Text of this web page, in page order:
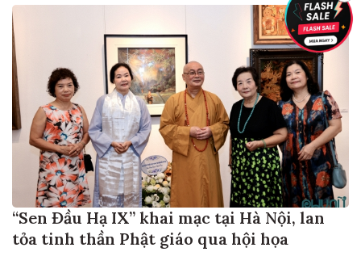
“Sen Đầu Hạ IX” khai mạc tại Hà Nội, lan
tỏa tinh thần Phật giáo qua hội họa